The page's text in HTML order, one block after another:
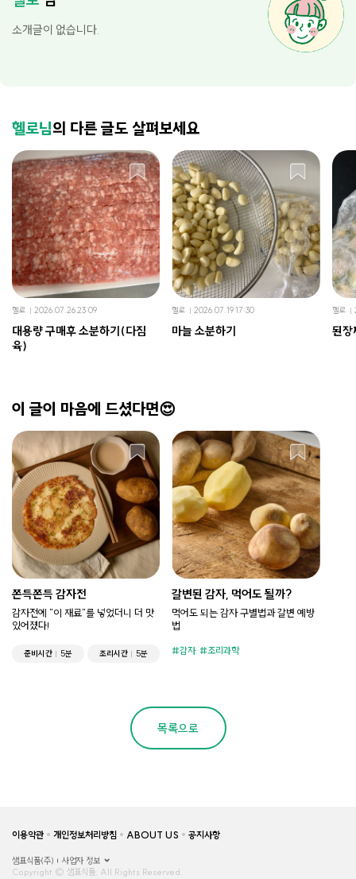
소개글이 없습니다.
헬로님의 다른 글도 살펴보세요
헬로 2026.07.26 23:09
대용량 구매후 소분하기(다짐
육)
헬로 2026.07.19 17:30
마늘 소분하기
헬로
된장
이 글이 마음에 드셨다면😍
쫀득쫀득 감자전
감자전에 "이 재료"를 넣었더니 더 맛
있어졌다!
준비시간 5분 조리시간 5분
갈변된 감자, 먹어도 될까?
먹어도 되는 감자 구별법과 갈변 예방
법
감자 조리과학
목록으로
이용약관 개인정보처리방침 ABOUT US 공지사항
샘표식품(주)
사업자 정보
Copyright © 샘표식품, All Rights Reserved.